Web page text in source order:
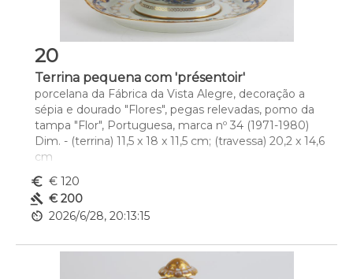
20
Terrina pequena com 'présentoir'
porcelana da Fábrica da Vista Alegre, decoração a
sépia e dourado "Flores", pegas relevadas, pomo da
tampa "Flor", Portuguesa, marca nº 34 (1971-1980)
Dim. - (terrina) 11,5 x 18 x 11,5 cm; (travessa) 20,2 x 14,6
cm
euro_symbol € 120
gavel € 200
av_timer 2026/6/28, 20:13:15